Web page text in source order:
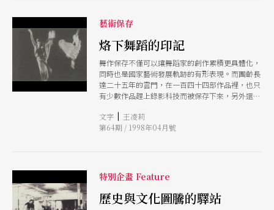
藝術保存
烙下舞蹈的印記
舞作保存不僅可以讓舞蹈家的創作累積更具體化，
同時也是國家藝術發展軌跡的有形表現。而團齡長
達二十五年的雲門，在一百四十四部作品裡，也只
有少數作品趕上錄影科技而被保存下來，另外還有
文字 | 王凌莉
第64期 / 1998年04月號
特別企畫 Feature
歷史與文化圖騰的驛站